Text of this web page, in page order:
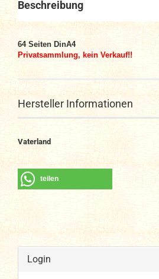
Beschreibung
64 Seiten DinA4
Privatsammlung, kein Verkauf!!
Hersteller Informationen
Vaterland
teilen
Login